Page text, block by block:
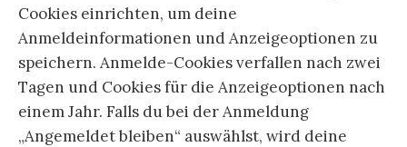
Cookies einrichten, um deine
Anmeldeinformationen und Anzeigeoptionen zu
speichern. Anmelde-Cookies verfallen nach zwei
Tagen und Cookies für die Anzeigeoptionen nach
einem Jahr. Falls du bei der Anmeldung
„Angemeldet bleiben“ auswählst, wird deine